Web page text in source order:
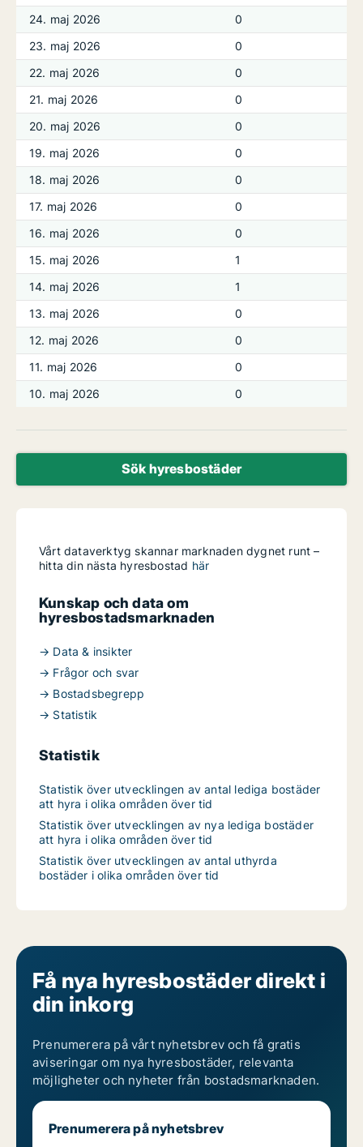
24. maj 2026
0
23. maj 2026
0
22. maj 2026
0
21. maj 2026
0
20. maj 2026
0
19. maj 2026
0
18. maj 2026
0
17. maj 2026
0
16. maj 2026
0
15. maj 2026
1
14. maj 2026
1
13. maj 2026
0
12. maj 2026
0
11. maj 2026
0
10. maj 2026
0
Sök hyresbostäder
Vårt dataverktyg skannar marknaden dygnet runt –
hitta din nästa hyresbostad här
Kunskap och data om
hyresbostadsmarknaden
→ Data & insikter
→ Frågor och svar
→ Bostadsbegrepp
→ Statistik
Statistik
Statistik över utvecklingen av antal lediga bostäder
att hyra i olika områden över tid
Statistik över utvecklingen av nya lediga bostäder
att hyra i olika områden över tid
Statistik över utvecklingen av antal uthyrda
bostäder i olika områden över tid
Få nya hyresbostäder direkt i
din inkorg
Prenumerera på vårt nyhetsbrev och få gratis
aviseringar om nya hyresbostäder, relevanta
möjligheter och nyheter från bostadsmarknaden.
Prenumerera på nyhetsbrev